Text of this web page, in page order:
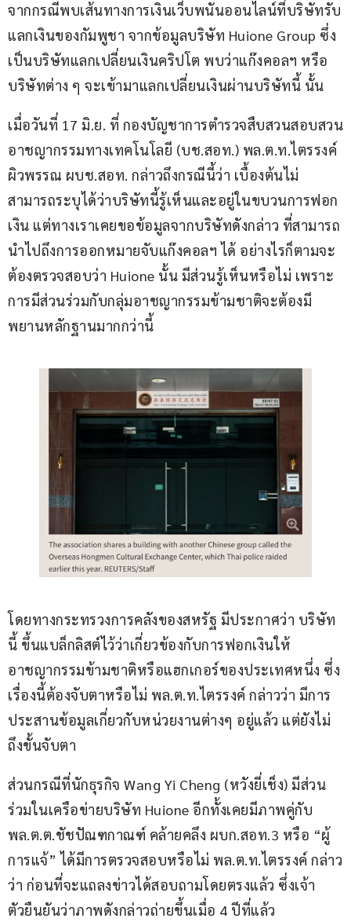
จากกรณีพบเส้นทางการเงินเว็บพนันออนไลน์ที่บริษัทรับ
แลกเงินของกัมพูชา จากข้อมูลบริษัท Huione Group ซึ่ง
เป็นบริษัทแลกเปลี่ยนเงินคริปโต พบว่าแก๊งคอลฯ หรือ
บริษัทต่าง ๆ จะเข้ามาแลกเปลี่ยนเงินผ่านบริษัทนี้ นั้น
เมื่อวันที่ 17 มิ.ย. ที่ กองบัญชาการตำรวจสืบสวนสอบสวน
อาชญากรรมทางเทคโนโลยี (บช.สอท.) พล.ต.ท.ไตรรงค์
ผิวพรรณ ผบช.สอท. กล่าวถึงกรณีนี้ว่า เบื้องต้นไม่
สามารถระบุได้ว่าบริษัทนี้รู้เห็นและอยู่ในขบวนการฟอก
เงิน แต่ทางเราเคยขอข้อมูลจากบริษัทดังกล่าว ที่สามารถ
นำไปถึงการออกหมายจับแก๊งคอลฯ ได้ อย่างไรก็ตามจะ
ต้องตรวจสอบว่า Huione นั้น มีส่วนรู้เห็นหรือไม่ เพราะ
การมีส่วนร่วมกับกลุ่มอาชญากรรมข้ามชาติจะต้องมี
พยานหลักฐานมากกว่านี้
โดยทางกระทรวงการคลังของสหรัฐ มีประกาศว่า บริษัท
นี้ ขึ้นแบล็กลิสต์ไว้ว่าเกี่ยวข้องกับการฟอกเงินให้
อาชญากรรมข้ามชาติหรือแฮกเกอร์ของประเทศหนึ่ง ซึ่ง
เรื่องนี้ต้องจับตาหรือไม่ พล.ต.ท.ไตรรงค์ กล่าวว่า มีการ
ประสานข้อมูลเกี่ยวกับหน่วยงานต่างๆ อยู่แล้ว แต่ยังไม่
ถึงขั้นจับตา
ส่วนกรณีที่นักธุรกิจ Wang Yi Cheng (หวังยี่เช็ง) มีส่วน
ร่วมในเครือข่ายบริษัท Huione อีกทั้งเคยมีภาพคู่กับ
พล.ต.ต.ชัชปัณฑกาณฑ์ คล้ายคลึง ผบก.สอท.3 หรือ “ผู้
การแจ้” ได้มีการตรวจสอบหรือไม่ พล.ต.ท.ไตรรงค์ กล่าว
ว่า ก่อนที่จะแถลงข่าวได้สอบถามโดยตรงแล้ว ซึ่งเจ้า
ตัวยืนยันว่าภาพดังกล่าวถ่ายขึ้นเมื่อ 4 ปีที่แล้ว